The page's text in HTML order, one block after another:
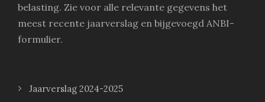
belasting. Zie voor alle relevante gegevens het
meest recente jaarverslag en bijgevoegd ANBI-
formulier.
Jaarverslag 2024-2025